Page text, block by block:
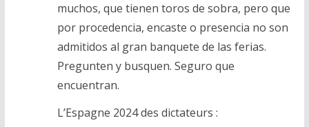
muchos, que tienen toros de sobra, pero que
por procedencia, encaste o presencia no son
admitidos al gran banquete de las ferias.
Pregunten y busquen. Seguro que
encuentran.
L’Espagne 2024 des dictateurs :